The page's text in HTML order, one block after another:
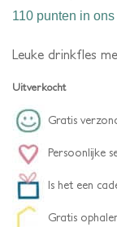
110 punten in
Leuke drinkfles
Uitverkocht
Gratis
Persoonlijke
Is het een
Gratis